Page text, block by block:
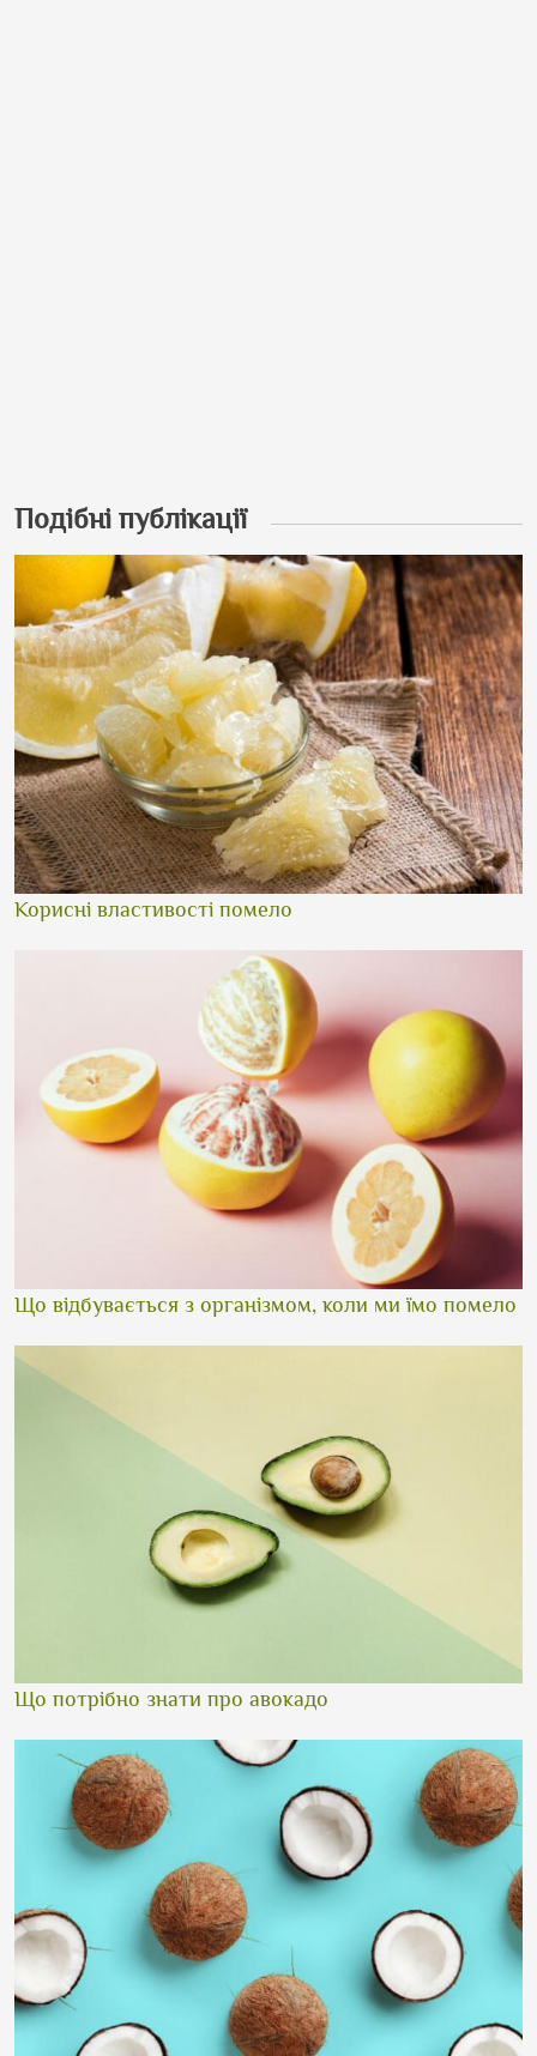
Подібні публікації
Корисні властивості помело
Що відбувається з організмом, коли ми їмо помело
Що потрібно знати про авокадо